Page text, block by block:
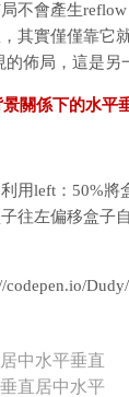
不會產生
其實僅僅靠它
佈局，這是另
關係下的水平
用left：50%將
往左偏移盒子
中水平垂直
直居中水平